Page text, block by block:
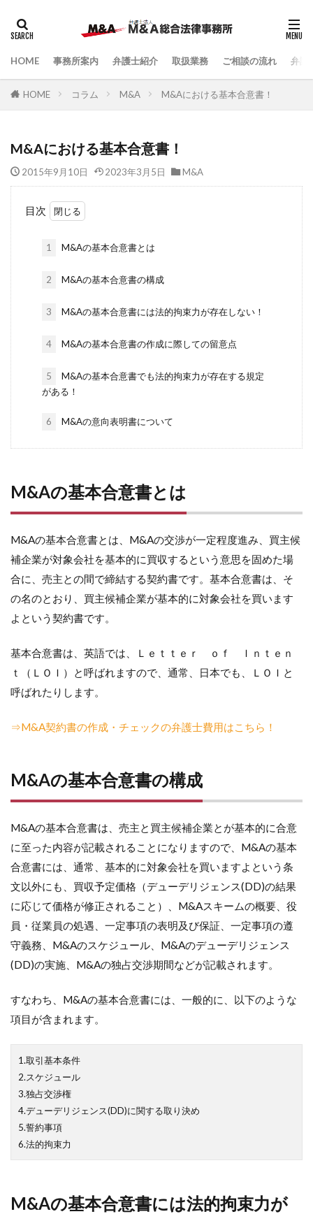
HOME 事務所案内 弁護士紹介 取扱業務 ご相談の流れ 弁護
HOME コラム M&A M&Aにおける基本合意書！
M&Aにおける基本合意書！
2015年9月10日 2023年3月5日 M&A
目次
1 M&Aの基本合意書とは
2 M&Aの基本合意書の構成
3 M&Aの基本合意書には法的拘束力が存在しない！
4 M&Aの基本合意書の作成に際しての留意点
5
M&Aの基本合意書でも法的拘束力が存在する規定
がある！
6 M&Aの意向表明書について
M&Aの基本合意書とは
M&Aの基本合意書とは、M&Aの交渉が一定程度進み、買主候
補企業が対象会社を基本的に買収するという意思を固めた場
合に、売主との間で締結する契約書です。基本合意書は、そ
の名のとおり、買主候補企業が基本的に対象会社を買います
よという契約書です。
基本合意書は、英語では、Ｌｅｔｔｅｒ ｏｆ Ｉｎｔｅｎ
ｔ（ＬＯＩ）と呼ばれますので、通常、日本でも、ＬＯＩと
呼ばれたりします。
⇒M&A契約書の作成・チェックの弁護士費用はこちら！
M&Aの基本合意書の構成
M&Aの基本合意書は、売主と買主候補企業とが基本的に合意
に至った内容が記載されることになりますので、M&Aの基本
合意書には、通常、基本的に対象会社を買いますよという条
文以外にも、買収予定価格（デューデリジェンス(DD)の結果
に応じて価格が修正されること）、M&Aスキームの概要、役
員・従業員の処遇、一定事項の表明及び保証、一定事項の遵
守義務、M&Aのスケジュール、M&Aのデューデリジェンス
(DD)の実施、M&Aの独占交渉期間などが記載されます。
すなわち、M&Aの基本合意書には、一般的に、以下のような
項目が含まれます。
1.取引基本条件
2.スケジュール
3.独占交渉権
4.デューデリジェンス(DD)に関する取り決め
5.誓約事項
6.法的拘束力
M&Aの基本合意書には法的拘束力が